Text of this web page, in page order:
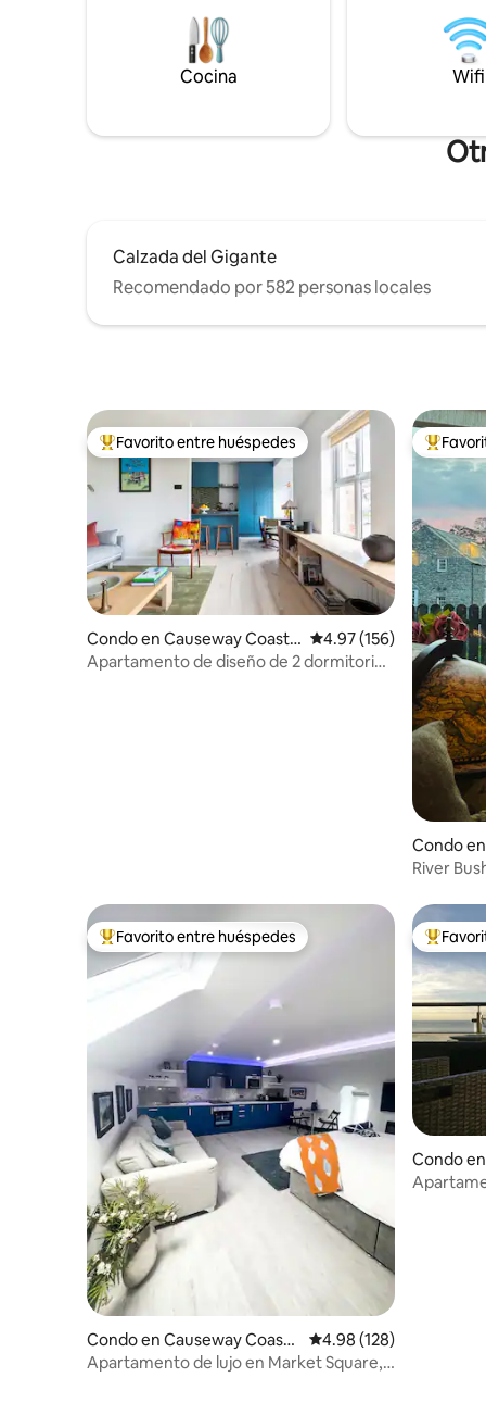
un santuario tranquilo para tomar un
café por la mañana, leer por la tarde o
simplemente disfrutar de la belleza
de
petición.
Cocina Wifi
Calzada del Gigante
Recomendado por 582 personas locales
Favorito entre huéspedes preferido
Favorito entre huéspedes
Condo en Causeway Coast a
nd Glens
Calificación promedio:
4.97 (156)
Apartamento de diseño de 2 dormitorios
Condo
and Glens
River
Favorito entre huéspedes preferido
Favorito entre huéspedes
Condo en Causeway Coast
and Glens
Calificación promedio:
4.98 (128)
Apartamento de lujo en Market Square,
Condo
and Glens